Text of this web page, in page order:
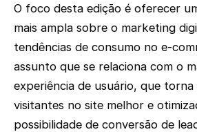
O foco desta edição é oferecer
mais ampla sobre o marketing
tendências de consumo no e-
assunto que se relaciona com o
experiência de usuário, que
visitantes no site melhor e
possibilidade de conversão de